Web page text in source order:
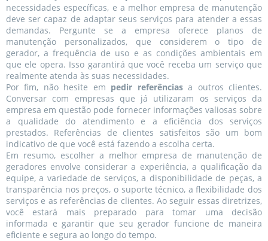
necessidades específicas, e a melhor empresa de manutenção
deve ser capaz de adaptar seus serviços para atender a essas
demandas. Pergunte se a empresa oferece planos de
manutenção personalizados, que considerem o tipo de
gerador, a frequência de uso e as condições ambientais em
que ele opera. Isso garantirá que você receba um serviço que
realmente atenda às suas necessidades.
Por fim, não hesite em pedir referênciasa outros clientes.
Conversar com empresas que já utilizaram os serviços da
empresa em questão pode fornecer informações valiosas sobre
a qualidade do atendimento e a eficiência dos serviços
prestados. Referências de clientes satisfeitos são um bom
indicativo de que você está fazendo a escolha certa.
Em resumo, escolher a melhor empresa de manutenção de
geradores envolve considerar a experiência, a qualificação da
equipe, a variedade de serviços, a disponibilidade de peças, a
transparência nos preços, o suporte técnico, a flexibilidade dos
serviços e as referências de clientes. Ao seguir essas diretrizes,
você estará mais preparado para tomar uma decisão
informada e garantir que seu gerador funcione de maneira
eficiente e segura ao longo do tempo.